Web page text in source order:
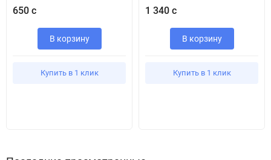
650 с
В корзину
Купить в 1 клик
1 340 с
В корзину
Купить в 1 клик